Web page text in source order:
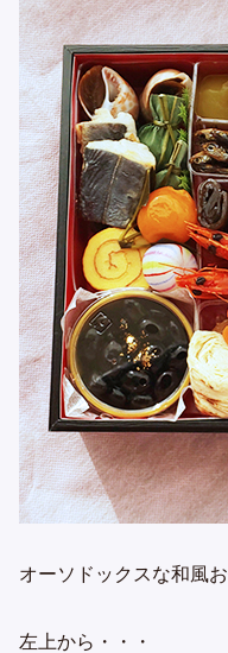
オーソドックスな和風お
左上から・・・